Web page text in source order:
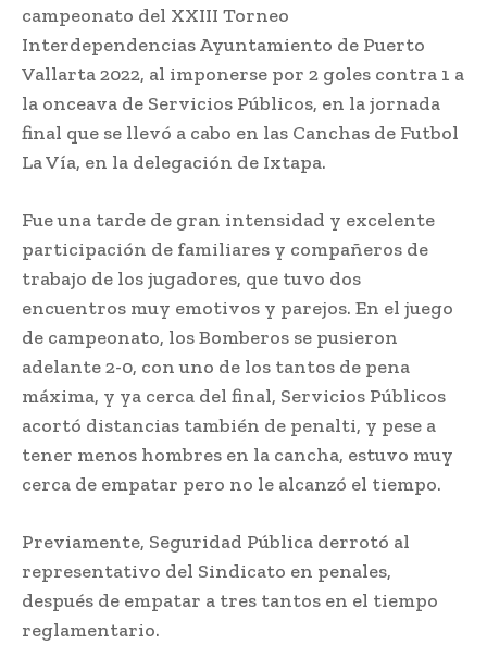
campeonato del XXIII Torneo
Interdependencias Ayuntamiento de Puerto
Vallarta 2022, al imponerse por 2 goles contra 1 a
la onceava de Servicios Públicos, en la jornada
final que se llevó a cabo en las Canchas de Futbol
La Vía, en la delegación de Ixtapa.
Fue una tarde de gran intensidad y excelente
participación de familiares y compañeros de
trabajo de los jugadores, que tuvo dos
encuentros muy emotivos y parejos. En el juego
de campeonato, los Bomberos se pusieron
adelante 2-0, con uno de los tantos de pena
máxima, y ya cerca del final, Servicios Públicos
acortó distancias también de penalti, y pese a
tener menos hombres en la cancha, estuvo muy
cerca de empatar pero no le alcanzó el tiempo.
Previamente, Seguridad Pública derrotó al
representativo del Sindicato en penales,
después de empatar a tres tantos en el tiempo
reglamentario.